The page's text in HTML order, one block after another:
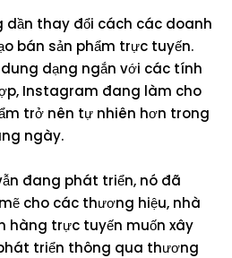
thay đổi cách các doanh
bán sản phẩm trực tuyến.
dạng ngắn với các tính
Instagram đang làm cho
trở nên tự nhiên hơn trong
ngày.
đang phát triển, nó đã
cho các thương hiệu, nhà
hàng trực tuyến muốn xây
triển thông qua thương